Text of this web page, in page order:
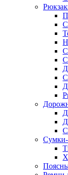
С
С
С
С